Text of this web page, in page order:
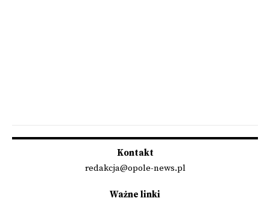
Kontakt
redakcja@opole-news.pl
Ważne linki